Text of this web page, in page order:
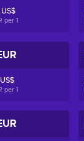
per 1
per 1